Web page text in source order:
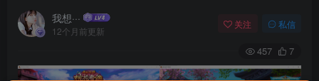
我想···
12个月前更新
关注 私信
457 7